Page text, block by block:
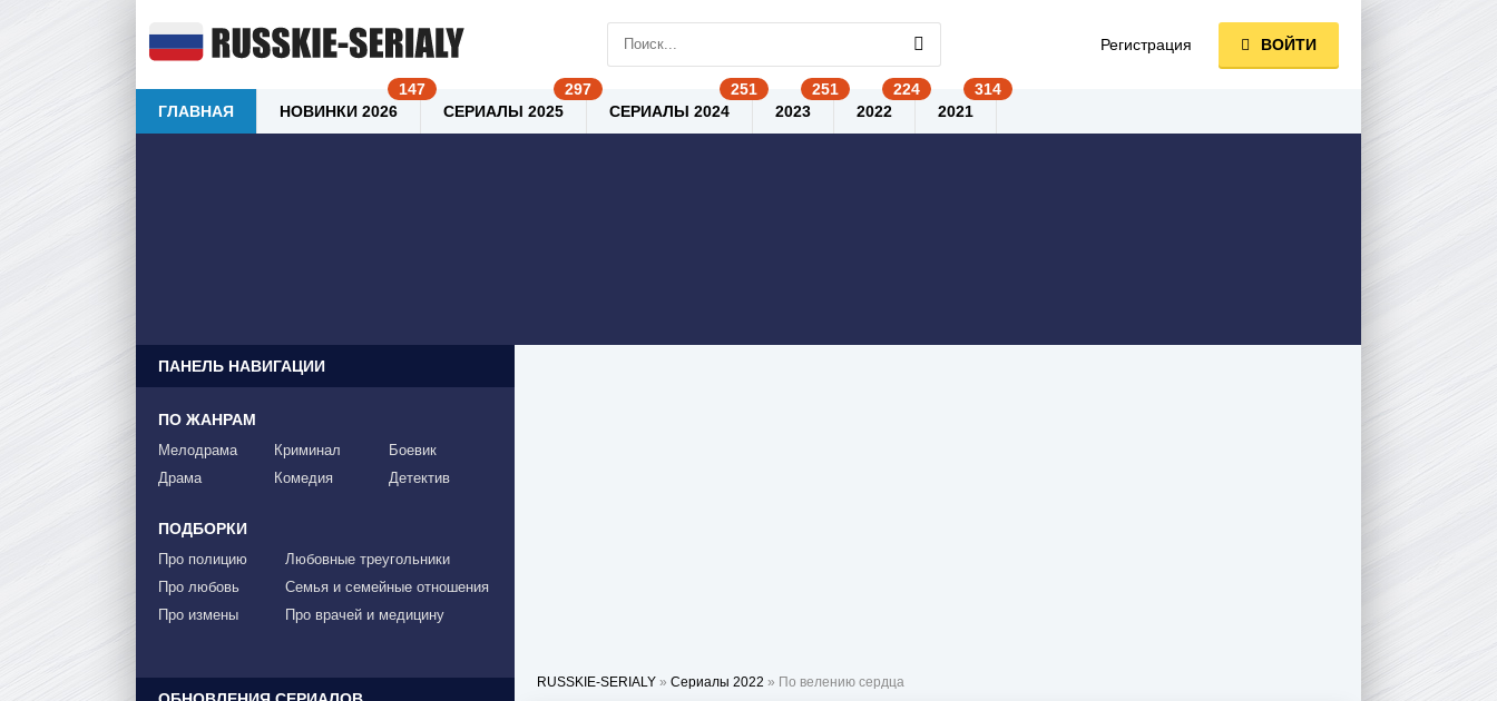
RUSSKIE-SERIALY » Сериалы 2022 » По велению сердца
ПАНЕЛЬ НАВИГАЦИИ
ПО ЖАНРАМ
Мелодрама
Драма
Криминал
Комедия
Боевик
Детектив
ПОДБОРКИ
Про полицию
Про любовь
Про измены
Любовные треугольники
Семья и семейные отношения
Про врачей и медицину
Регистрация ВОЙТИ
ГЛАВНАЯ НОВИНКИ 2026 СЕРИАЛЫ 2025 СЕРИАЛЫ 2024 2023 2022 2021